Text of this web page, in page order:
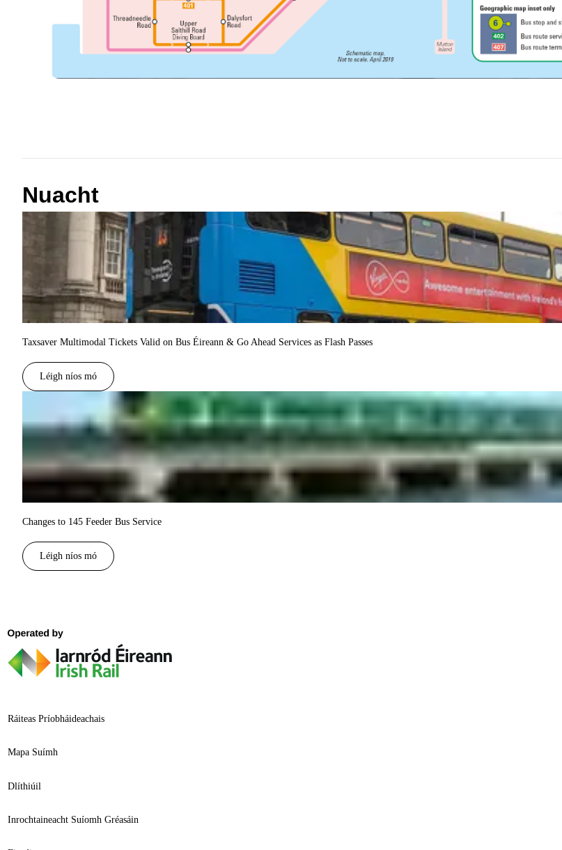
Nuacht
Taxsaver Multimodal Tickets Valid on Bus Éireann & Go Ahead Services as Flash Passes
Léigh níos mó
Changes to 145 Feeder Bus Service
Léigh níos mó
Ráiteas Príobháideachais
Mapa Suímh
Dlíthiúil
Inrochtaineacht Suíomh Gréasáin